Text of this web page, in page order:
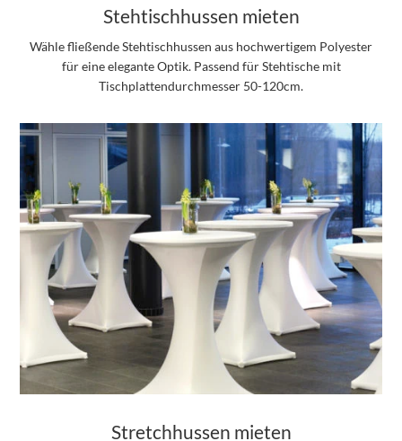
Stehtischhussen mieten
Wähle fließende Stehtischhussen aus hochwertigem Polyester
für eine elegante Optik. Passend für Stehtische mit
Tischplattendurchmesser 50-120cm.
Stretchhussen mieten